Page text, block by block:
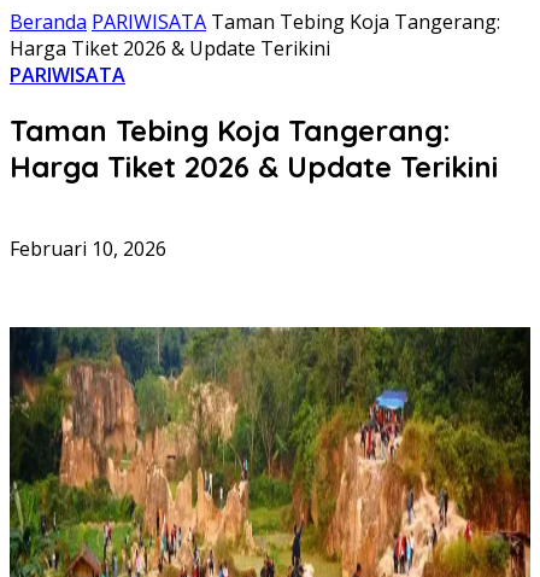
Beranda PARIWISATA Taman Tebing Koja Tangerang:
Harga Tiket 2026 & Update Terikini
PARIWISATA
Taman Tebing Koja Tangerang:
Harga Tiket 2026 & Update Terikini
Februari 10, 2026